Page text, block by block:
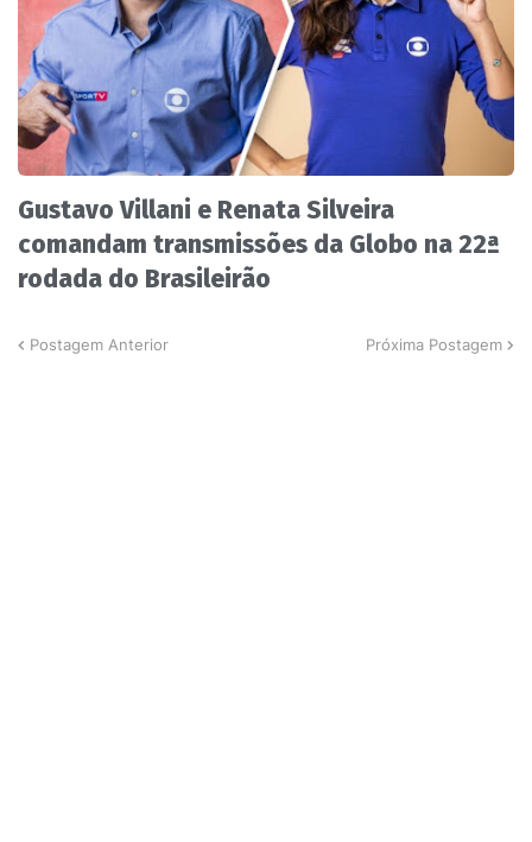
Gustavo Villani e Renata Silveira
comandam transmissões da Globo na 22ª
rodada do Brasileirão
Postagem Anterior Próxima Postagem